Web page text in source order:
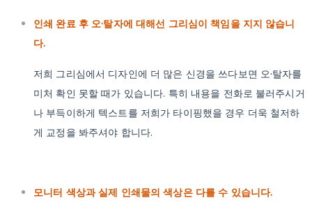
인쇄 완료 후 오·탈자에 대해선 그리심이 책임을 지지 않습니
다.
저희 그리심에서 디자인에 더 많은 신경을 쓰다보면 오·탈자를
미처 확인 못할 때가 있습니다. 특히 내용을 전화로 불러주시거
나 부득이하게 텍스트를 저희가 타이핑했을 경우 더욱 철저하
게 교정을 봐주셔야 합니다.
모니터 색상과 실제 인쇄물의 색상은 다를 수 있습니다.